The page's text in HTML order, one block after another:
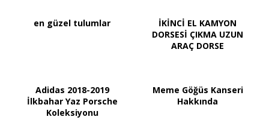
en güzel tulumlar
İKİNCİ EL KAMYON
DORSESİ ÇIKMA UZUN
ARAÇ DORSE
Adidas 2018-2019
İlkbahar Yaz Porsche
Koleksiyonu
Meme Göğüs Kanseri
Hakkında